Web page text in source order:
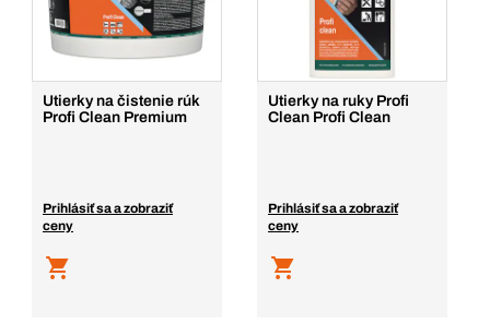
Utierky na čistenie rúk
Profi Clean Premium
Prihlásiť sa a zobraziť
ceny
Utierky na ruky Profi
Clean Profi Clean
Prihlásiť sa a zobraziť
ceny